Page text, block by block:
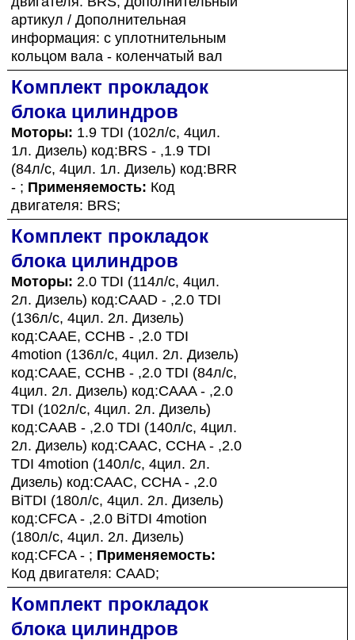
артикул / Дополнительная
информация: с уплотнительным
кольцом вала - коленчатый вал
Комплект прокладок
блока цилиндров
Моторы: 1.9 TDI (102л/с, 4цил.
1л. Дизель) код:BRS - ,1.9 TDI
(84л/с, 4цил. 1л. Дизель) код:BRR
- ; Применяемость: Код
двигателя: BRS;
Комплект прокладок
блока цилиндров
Моторы: 2.0 TDI (114л/с, 4цил.
2л. Дизель) код:CAAD - ,2.0 TDI
(136л/с, 4цил. 2л. Дизель)
код:CAAE, CCHB - ,2.0 TDI
4motion (136л/с, 4цил. 2л. Дизель)
код:CAAE, CCHB - ,2.0 TDI (84л/с,
4цил. 2л. Дизель) код:CAAA - ,2.0
TDI (102л/с, 4цил. 2л. Дизель)
код:CAAB - ,2.0 TDI (140л/с, 4цил.
2л. Дизель) код:CAAC, CCHA - ,2.0
TDI 4motion (140л/с, 4цил. 2л.
Дизель) код:CAAC, CCHA - ,2.0
BiTDI (180л/с, 4цил. 2л. Дизель)
код:CFCA - ,2.0 BiTDI 4motion
(180л/с, 4цил. 2л. Дизель)
код:CFCA - ; Применяемость:
Код двигателя: CAAD;
Комплект прокладок
блока цилиндров